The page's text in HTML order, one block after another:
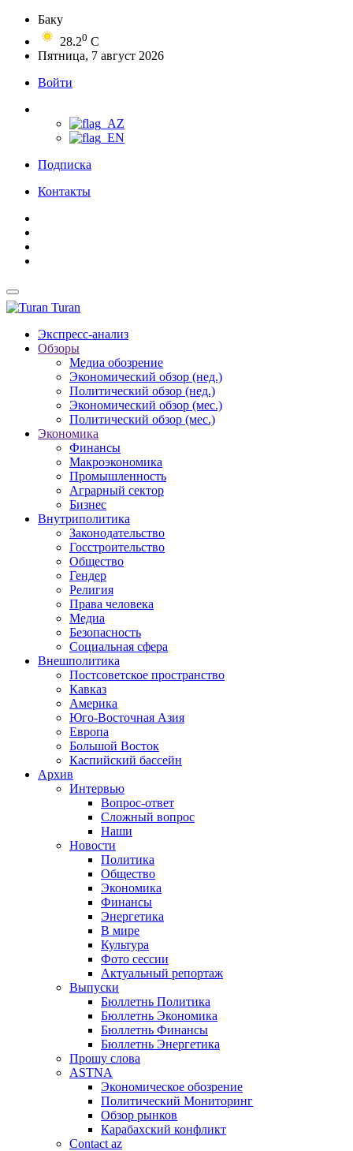
Баку
28.20 C
Пятница, 7 август 2026
Войти
Подписка
Контакты
Turan
Экспресс-анализ
Обзоры
Медиа обозрение
Экономический обзор (нед.)
Политический обзор (нед.)
Экономический обзор (мес.)
Политический обзор (мес.)
Экономика
Финансы
Макроэкономика
Промышленность
Аграрный сектор
Бизнес
Внутриполитика
Законодательство
Госстроительство
Общество
Гендер
Религия
Права человека
Медиа
Безопасность
Социальная сфера
Внешполитика
Постсоветское пространство
Кавказ
Америка
Юго-Восточная Азия
Европа
Большой Восток
Каспийский бассейн
Архив
Интервью
Вопрос-ответ
Сложный вопрос
Наши
Новости
Политика
Общество
Экономика
Финансы
Энергетика
В мире
Культура
Фото сессии
Актуальный репортаж
Выпуски
Бюллетнь Политика
Бюллетнь Экономика
Бюллетнь Финансы
Бюллетнь Энергетика
Прошу слова
ASTNA
Экономическое обозрение
Политический Мониторинг
Обзор рынков
Карабахский конфликт
Contact az